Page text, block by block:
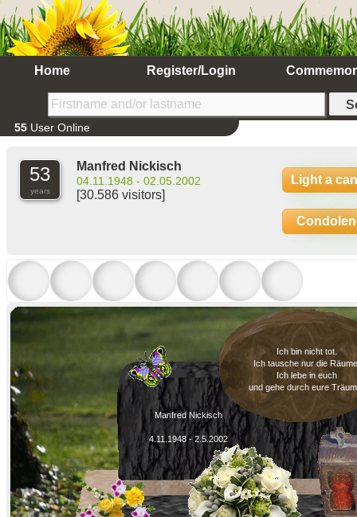
Home Register/Login
55 User Online
53
years
Manfred Nickisch
04.11.1948 - 02.05.2002
[30.586 visitors]
Light a
Manfred Nickisch
4.11.1948 - 2.5.2002
Ich bin nicht tot.
Ich tausche nur die
Ich lebe in euch
und gehe durch eure